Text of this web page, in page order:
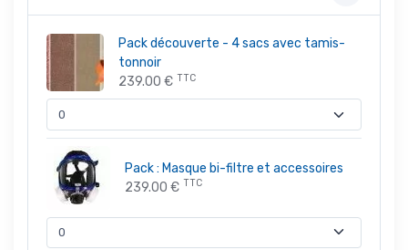
Pack découverte - 4 sacs avec tamis-
tonnoir
239.00 € TTC
Pack : Masque bi-filtre et accessoires
239.00 € TTC